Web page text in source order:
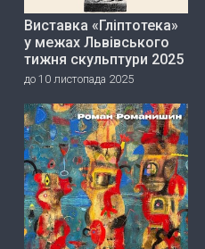
Виставка «Гліптотека»
у межах Львівського
тижня скульптури 2025
до 10 листопада 2025